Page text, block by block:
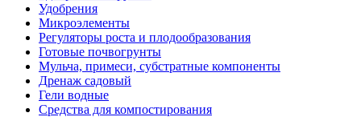
Удобрения
Микроэлементы
Регуляторы роста и плодообразования
Готовые почвогрунты
Мульча, примеси, субстратные компоненты
Дренаж садовый
Гели водные
Средства для компостирования